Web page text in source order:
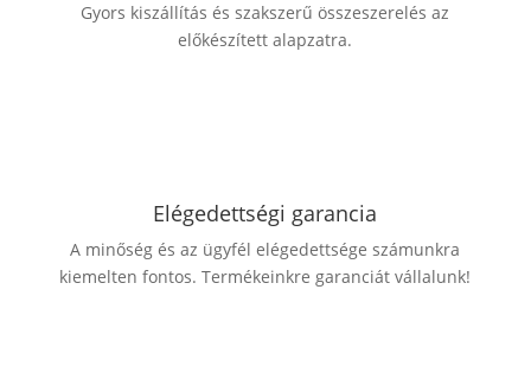
Gyors kiszállítás és szakszerű összeszerelés az
előkészített alapzatra.
Elégedettségi garancia
A minőség és az ügyfél elégedettsége számunkra
kiemelten fontos. Termékeinkre garanciát vállalunk!